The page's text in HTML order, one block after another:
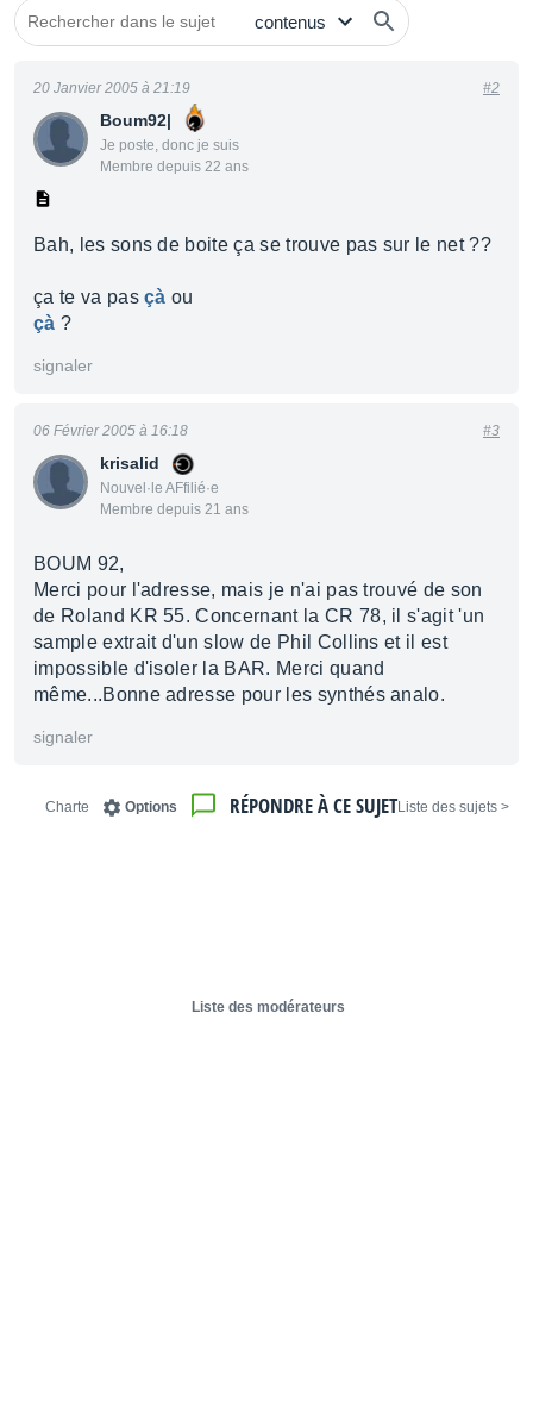
Boum92|
Je poste, donc je suis
Membre depuis 22 ans
20 Janvier 2005 à 21:19 #2
Bah, les sons de boite ça se trouve pas sur le net ??
ça te va pasçà ou
çà ?
signaler
krisalid
Nouvel·le AFfilié·e
Membre depuis 21 ans
06 Février 2005 à 16:18 #3
BOUM 92,
Merci pour l'adresse, mais je n'ai pas trouvé de son
de Roland KR 55. Concernant la CR 78, il s'agit 'un
sample extrait d'un slow de Phil Collins et il est
impossible d'isoler la BAR. Merci quand
même...Bonne adresse pour les synthés analo.
signaler
< Liste des sujets
RÉPONDRE À CE SUJET
Options
Charte
Liste des modérateurs